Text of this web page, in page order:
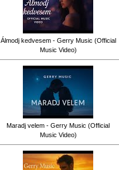
Álmodj kedvesem - Gerry Music (Official
Music Video)
Maradj velem - Gerry Music (Official
Music Video)